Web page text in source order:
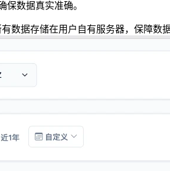
保数据真实准确。
数据存储在用户自有服务器，保障